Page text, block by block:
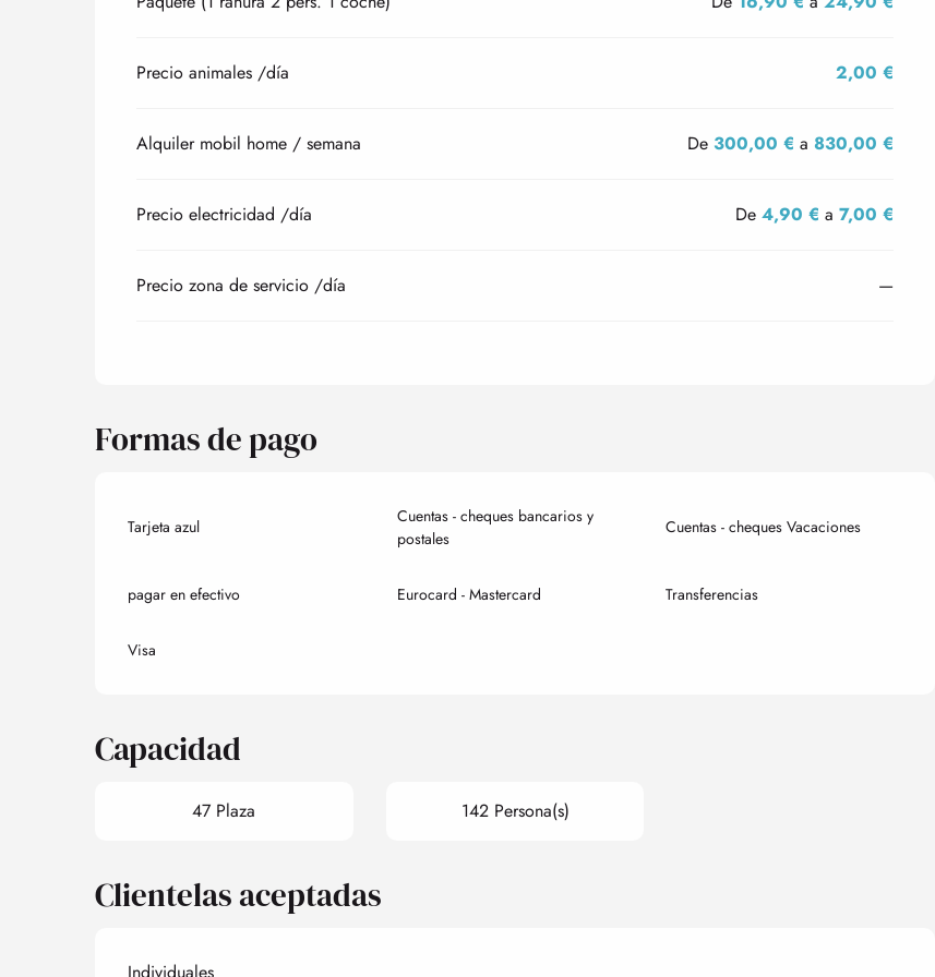
Tarifas 2027
Precio animales /día 2,00 €
Alquiler mobil home / semana De 300,00 € a 830,00 €
Precio electricidad /día De4,90 € a7,00 €
Precio zona de servicio /día —
Formas de pago
Tarjeta azul
Cuentas - cheques bancarios y
postales
Cuentas - cheques Vacaciones
pagar en efectivo Eurocard - Mastercard Transferencias
Visa
Capacidad
47 Plaza 142 Persona(s)
Clientelas aceptadas
Individuales